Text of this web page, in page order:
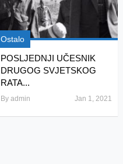
Ostalo
POSLJEDNJI UČESNIK
DRUGOG SVJETSKOG
RATA...
Byadmin Jan 1, 2021